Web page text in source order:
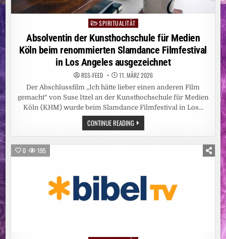
Posted
in
SPIRITUALITÄT
Absolventin der Kunsthochschule für Medien
Köln beim renommierten Slamdance Filmfestival
in Los Angeles ausgezeichnet
RSS-FEED 11. MÄRZ 2026
Der Abschlussfilm „Ich hätte lieber einen anderen Film
gemacht“ von Suse Itzel an der Kunsthochschule für Medien
Köln (KHM) wurde beim Slamdance Filmfestival in Los…
CONTINUE READINGABSOLVENTIN
DER
KUNSTHOCHSCHULE
SLAMDANCE
FILMFESTIVAL
IN
LOS
ANGELES
0 195